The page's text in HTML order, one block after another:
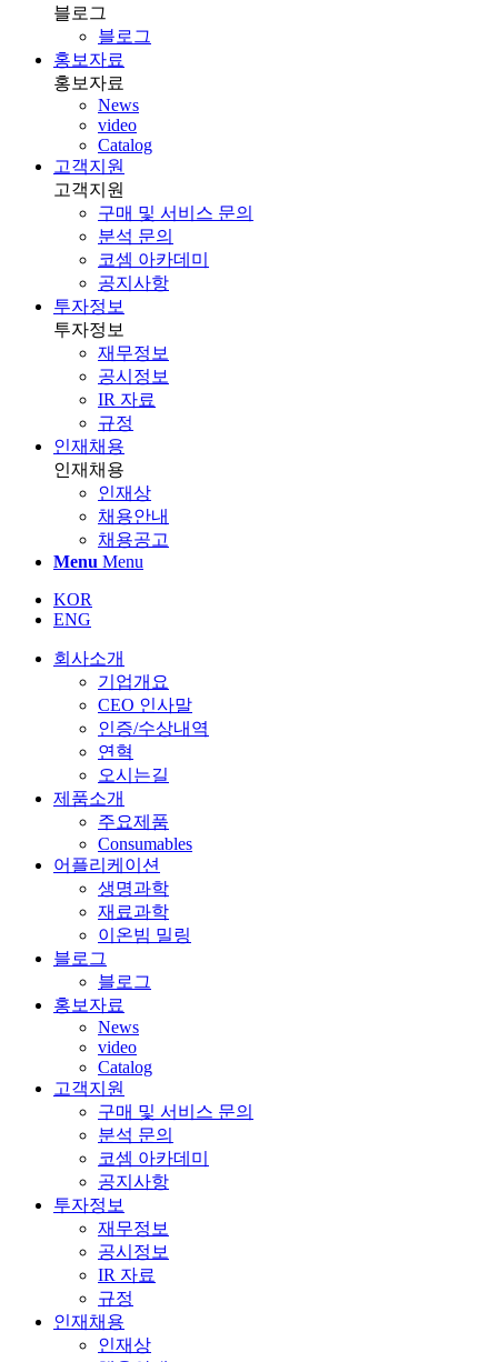
블로그
블로그
홍보자료
홍보자료
News
video
Catalog
고객지원
고객지원
구매 및 서비스 문의
분석 문의
코셈 아카데미
공지사항
투자정보
투자정보
재무정보
공시정보
IR 자료
규정
인재채용
인재채용
인재상
채용안내
채용공고
Menu Menu
KOR
ENG
회사소개
기업개요
CEO 인사말
인증/수상내역
연혁
오시는길
제품소개
주요제품
Consumables
어플리케이션
생명과학
재료과학
이온빔 밀링
블로그
블로그
홍보자료
News
video
Catalog
고객지원
구매 및 서비스 문의
분석 문의
코셈 아카데미
공지사항
투자정보
재무정보
공시정보
IR 자료
규정
인재채용
인재상